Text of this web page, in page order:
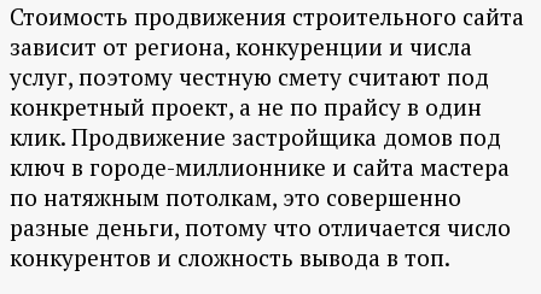
Стоимость продвижения строительного сайта
зависит от региона, конкуренции и числа
услуг, поэтому честную смету считают под
конкретный проект, а не по прайсу в один
клик. Продвижение застройщика домов под
ключ в городе-миллионнике и сайта мастера
по натяжным потолкам, это совершенно
разные деньги, потому что отличается число
конкурентов и сложность вывода в топ.